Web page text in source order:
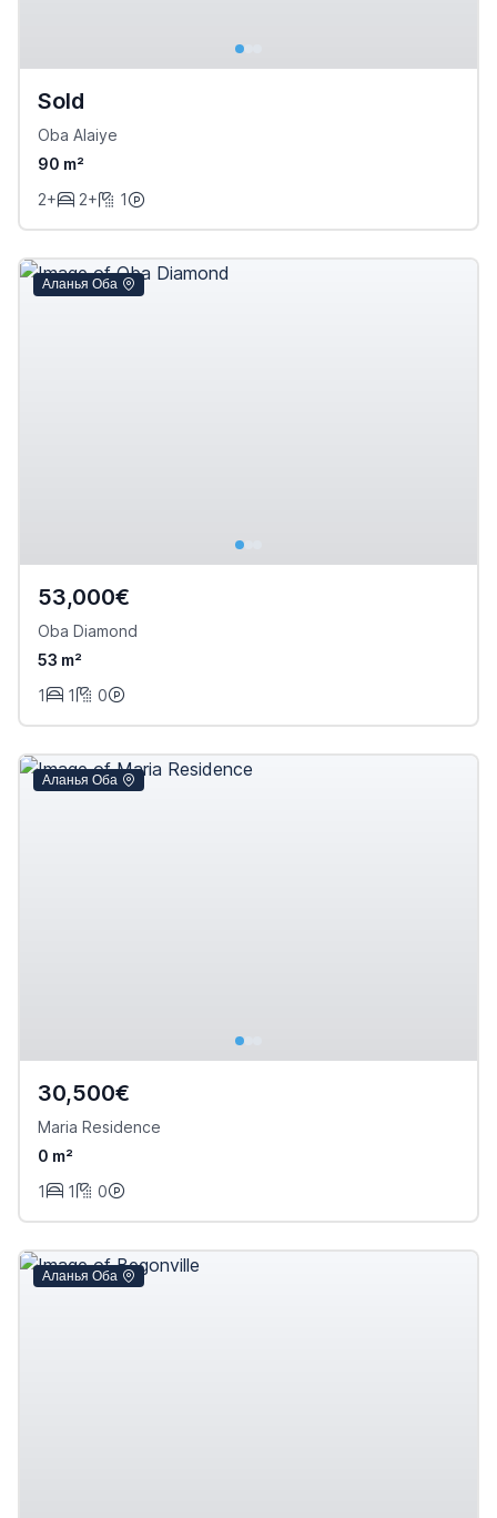
Sold
Oba Alaiye
90 m²
2+
2+ 1
Аланья Оба
53,000€
Oba Diamond
53 m²
1
1 0
Аланья Оба
30,500€
Maria Residence
0 m²
1
1 0
Аланья Оба